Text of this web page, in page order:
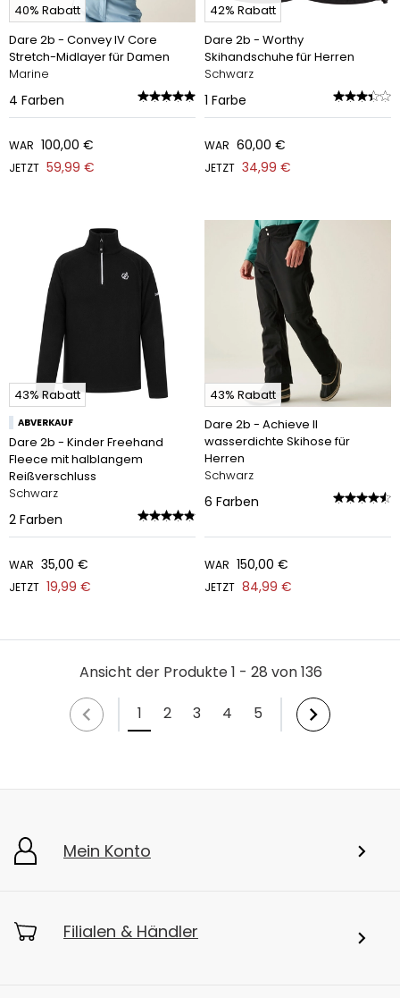
40% Rabatt
Dare 2b - Convey IV Core
Stretch-Midlayer für Damen
Marine
4 Farben
WAR 100,00 €
JETZT 59,99 €
42% Rabatt
Dare 2b - Worthy
Skihandschuhe für Herren
Schwarz
1 Farbe
WAR 60,00 €
JETZT 34,99 €
43% Rabatt
ABVERKAUF
Dare 2b - Kinder Freehand
Fleece mit halblangem
Reißverschluss
Schwarz
2 Farben
WAR 35,00 €
JETZT 19,99 €
43% Rabatt
Dare 2b - Achieve II
wasserdichte Skihose für
Herren
Schwarz
6 Farben
WAR 150,00 €
JETZT 84,99 €
Ansicht der Produkte 1 - 28 von 136
1
2 3 4 5
Mein Konto
Filialen & Händler